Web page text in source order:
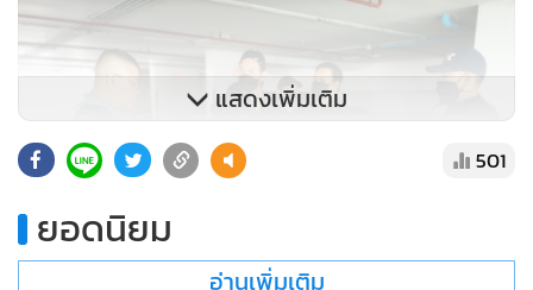
แสดงเพิ่มเติม
501
ยอดนิยม
อ่านเพิ่มเติม